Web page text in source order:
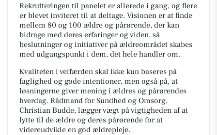
Rekrutteringen til panelet er allerede i gang, og flere
er blevet inviteret til at deltage. Visionen er at finde
mellem 80 og 100 ældre og pårørende, der kan
bidrage med deres erfaringer og viden, så
beslutninger og initiativer på ældreområdet skabes
med udgangspunkt i dem, det hele handler om.
Kvaliteten i velfærden skal ikke kun baseres på
faglighed og gode intentioner, men også på, at
løsningerne giver mening i ældres og pårørendes
hverdag. Rådmand for Sundhed og Omsorg,
Christian Budde, lægger vægt på vigtigheden af at
lytte til de ældre og deres pårørende for at
videreudvikle en god ældrepleje.